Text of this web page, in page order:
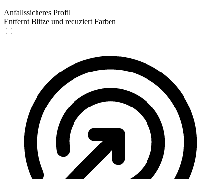
Anfallssicheres Profil
Entfernt Blitze und reduziert Farben